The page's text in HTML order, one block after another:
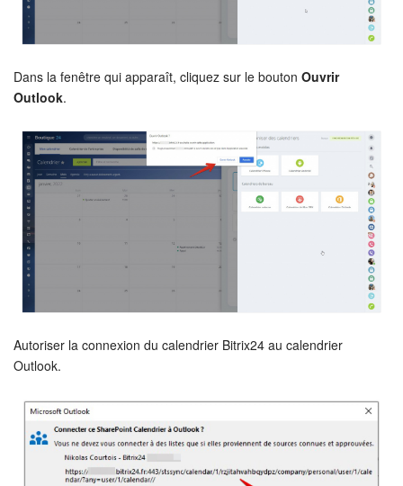
Marketing
Entreprise
Market (Applications)
Réseau de succursales
Bitrix24 Messenger
Dans la fenêtre qui apparaît, cliquez sur le bouton Ouvrir
Outlook.
Autoriser la connexion du calendrier Bitrix24 au calendrier
Outlook.